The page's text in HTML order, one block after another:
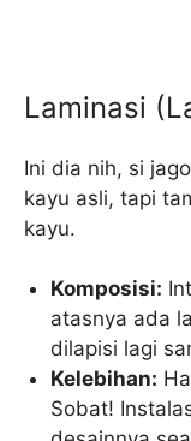
Laminasi
Ini dia nih, si
kayu asli, tapi
kayu.
Komposisi:
atasnya ada
dilapisi lagi
Kelebihan:
Sobat!